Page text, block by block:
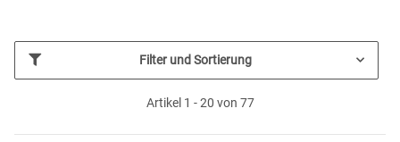
Filter und Sortierung
Artikel 1 - 20 von 77